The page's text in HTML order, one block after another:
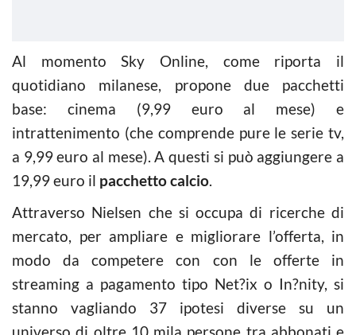
Al momento Sky Online, come riporta il
quotidiano milanese, propone due pacchetti
base: cinema (9,99 euro al mese) e
intrattenimento (che comprende pure le serie tv,
a 9,99 euro al mese). A questi si può aggiungere a
19,99 euro il pacchetto calcio.
Attraverso Nielsen che si occupa di ricerche di
mercato, per ampliare e migliorare l’offerta, in
modo da competere con con le offerte in
streaming a pagamento tipo Net?ix o In?nity, si
stanno vagliando 37 ipotesi diverse su un